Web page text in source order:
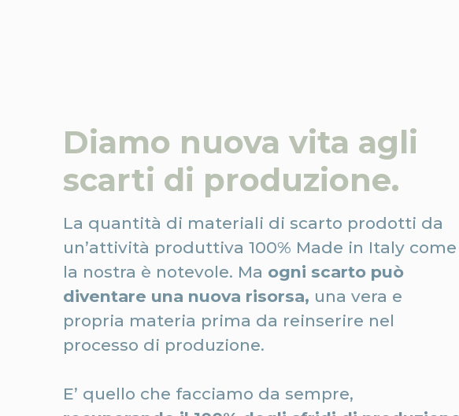
Diamo nuova vita agli
scarti di produzione.
La quantità di materiali di scarto prodotti da
un’attività produttiva 100% Made in Italy come
la nostra è notevole. Ma ogni scarto può
diventare una nuova risorsa, una vera e
propria materia prima da reinserire nel
processo di produzione.
E’ quello che facciamo da sempre,